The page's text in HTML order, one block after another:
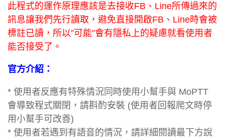
此程式的運作原理應該是去接收FB、Line所傳過來的
訊息讓我們先行讀取，避免直接開啟FB、Line時會被
標註已讀，所以”可能”會有隱私上的疑慮就看使用者
能否接受了。
官方介紹：
* 使用者反應有特殊情況同時使用小幫手與 MoPTT
會導致程式關閉，請斟酌安裝 (使用者回報爬文時停
用小幫手可改善)
* 使用者若遇到有語音的情況，請詳細閱讀最下方說